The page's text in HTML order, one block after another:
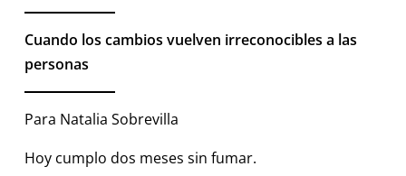
Cuando los cambios vuelven irreconocibles a las
personas
Para Natalia Sobrevilla
Hoy cumplo dos meses sin fumar.